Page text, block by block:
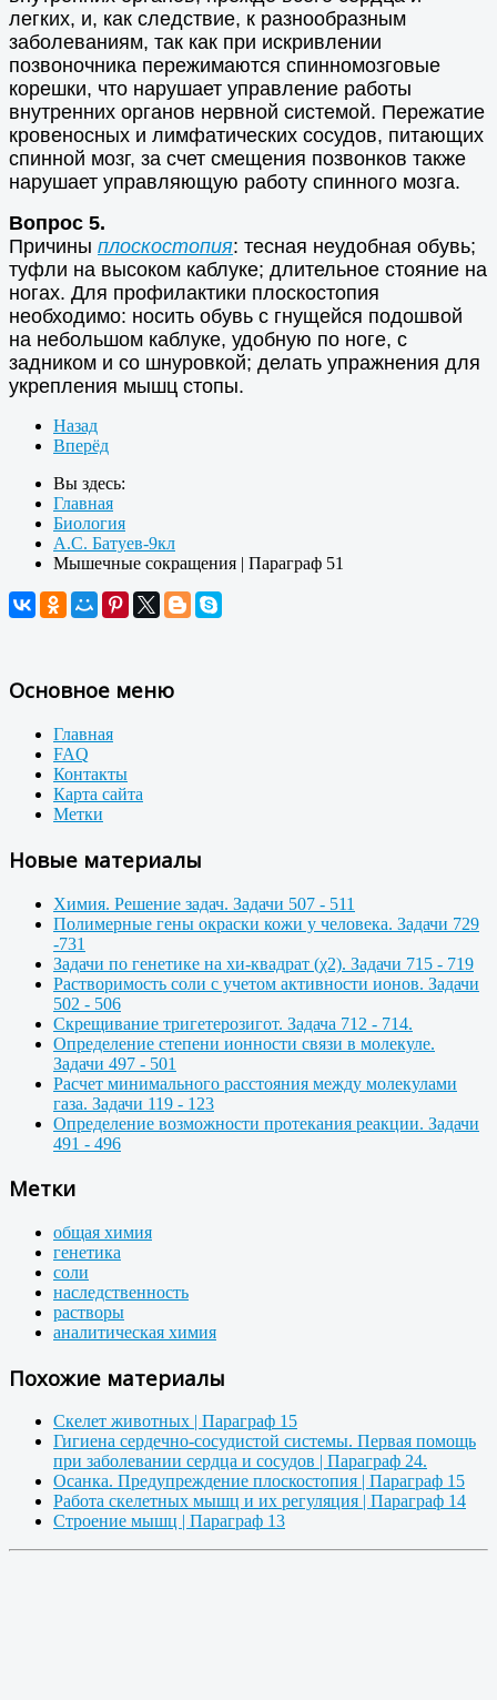
легких, и, как следствие, к разнообразным
заболеваниям, так как при искривлении
позвоночника пережимаются спинномозговые
корешки, что нарушает управление работы
внутренних органов нервной системой. Пережатие
кровеносных и лимфатических сосудов, питающих
спинной мозг, за счет смещения позвонков также
нарушает управляющую работу спинного мозга.
Вопрос 5.
Причины плоскостопия: тесная неудобная обувь;
туфли на высоком каблуке; длительное стояние на
ногах. Для профилактики плоскостопия
необходимо: носить обувь с гнущейся подошвой
на небольшом каблуке, удобную по ноге, с
задником и со шнуровкой; делать упражнения для
укрепления мышц стопы.
Назад
Вперёд
Вы здесь:
Главная
Биология
А.С. Батуев-9кл
Мышечные сокращения | Параграф 51
Основное меню
Главная
FAQ
Контакты
Карта сайта
Метки
Новые материалы
Химия. Решение задач. Задачи 507 - 511
Полимерные гены окраски кожи у человека. Задачи 729
-731
Задачи по генетике на хи-квадрат (χ2). Задачи 715 - 719
Растворимость соли с учетом активности ионов. Задачи
502 - 506
Скрещивание тригетерозигот. Задача 712 - 714.
Определение степени ионности связи в молекуле.
Задачи 497 - 501
Расчет минимального расстояния между молекулами
газа. Задачи 119 - 123
Определение возможности протекания реакции. Задачи
491 - 496
Метки
общая химия
генетика
соли
наследственность
растворы
аналитическая химия
Похожие материалы
Скелет животных | Параграф 15
Гигиена сердечно-сосудистой системы. Первая помощь
при заболевании сердца и сосудов | Параграф 24.
Осанка. Предупреждение плоскостопия | Параграф 15
Работа скелетных мышц и их регуляция | Параграф 14
Строение мышц | Параграф 13